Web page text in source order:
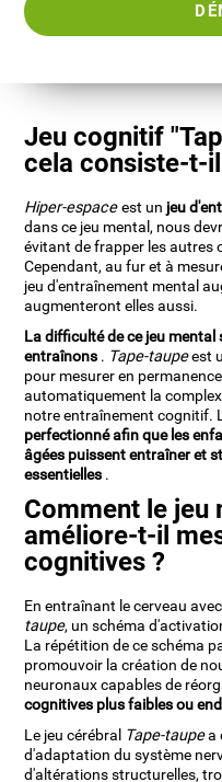
Jeu cognitif
cela consiste-t-
Hiper-espaceest un jeu
dans ce jeu mental, nous
évitant de frapper les autres
Cependant, au fur et à
jeu d'entraînement mental
augmenteront elles aussi.
La difficulté de ce jeu
entraînons . Tape-taupeest
pour mesurer en
automatiquement la
notre entraînement cognitif.
perfectionné afin que les
âgées puissent entraîner et
essentielles .
Comment le jeu
améliore-t-il
cognitives ?
En entraînant le cerveau
taupe, un schéma
La répétition de ce schéma
promouvoir la création de
neuronaux capables de
cognitives plus faibles ou
Le jeu cérébral Tape-taupea
d'adaptation du système
d'altérations structurelles,